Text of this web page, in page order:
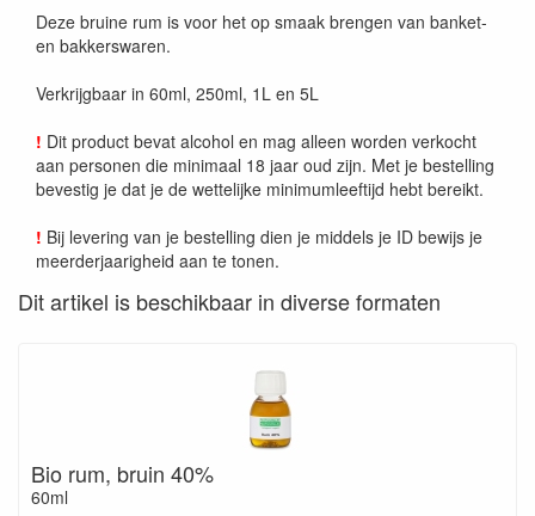
Deze bruine rum is voor het op smaak brengen van banket-
en bakkerswaren.
Verkrijgbaar in 60ml, 250ml, 1L en 5L
! Dit product bevat alcohol en mag alleen worden verkocht
aan personen die minimaal 18 jaar oud zijn. Met je bestelling
bevestig je dat je de wettelijke minimumleeftijd hebt bereikt.
! Bij levering van je bestelling dien je middels je ID bewijs je
meerderjaarigheid aan te tonen.
Dit artikel is beschikbaar in diverse formaten
Bio rum, bruin 40%
60ml